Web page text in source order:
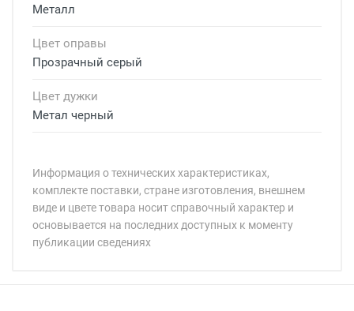
Металл
Цвет оправы
Прозрачный серый
Цвет дужки
Метал черный
Информация о технических характеристиках,
комплекте поставки, стране изготовления, внешнем
виде и цвете товара носит справочный характер и
основывается на последних доступных к моменту
публикации сведениях